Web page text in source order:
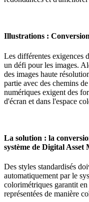
Illustrations :
Les différentes exigences
un défi pour les images.
des images haute
partie avec des chemins
numériques exigent des
d'écran et dans l'espace
La solution : la
système de Digital
Des styles standardisés
automatiquement par le
colorimétriques garantit
représentées de manière